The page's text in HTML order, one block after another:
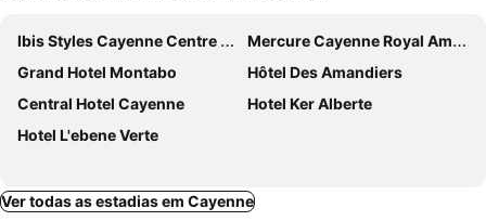
Ibis Styles Cayenne Centre Amazonia
Mercure Cayenne Royal Amazonia
Grand Hotel Montabo
Hôtel Des Amandiers
Central Hotel Cayenne
Hotel Ker Alberte
Hotel L'ebene Verte
Ver todas as estadias em Cayenne